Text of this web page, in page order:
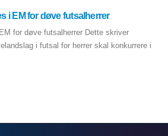
i EM for døve futsalherrer
for døve futsalherrer Dette skriver
i futsal for herrer skal konkurrere i